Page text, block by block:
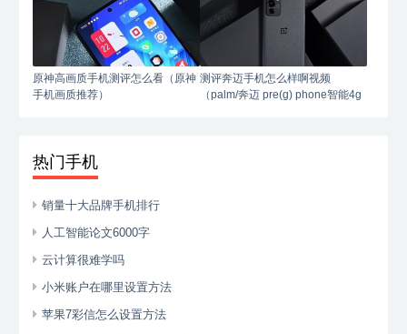
原神高画质手机测评怎么看（原神
手机画质推荐）
测评奔迈手机怎么样啊视频
（palm/奔迈 pre(g) phone智能4g
热门手机
销量十大品牌手机排行
人工智能论文6000字
云计算很难学吗
小米账户在哪里设置方法
苹果7彩信怎么设置方法